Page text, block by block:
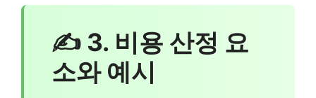
✍ 3. 비용 산정 요
소와 예시